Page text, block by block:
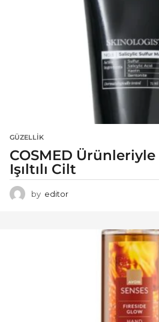
GÜZELLIK
COSMED Ürünleriyle
Işıltılı Cilt
by editor